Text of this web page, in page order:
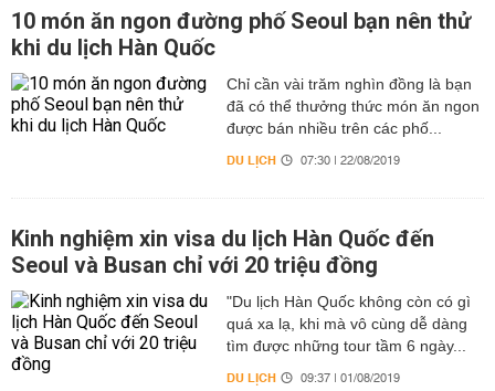
10 món ăn ngon đường phố Seoul bạn nên thử
khi du lịch Hàn Quốc
Chỉ cần vài trăm nghìn đồng là bạn
đã có thể thưởng thức món ăn ngon
được bán nhiều trên các phố...
DU LỊCH 07:30 | 22/08/2019
Kinh nghiệm xin visa du lịch Hàn Quốc đến
Seoul và Busan chỉ với 20 triệu đồng
"Du lịch Hàn Quốc không còn có gì
quá xa lạ, khi mà vô cùng dễ dàng
tìm được những tour tầm 6 ngày...
DU LỊCH 09:37 | 01/08/2019